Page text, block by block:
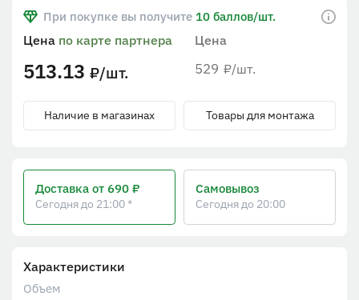
Характеристики
Объем
При покупке вы получите 10 баллов/шт.
Цена
529 ₽/шт.
Цена по карте партнера
513.13 ₽/шт.
Наличие в магазинах Товары для монтажа
Доставка от 690 ₽
Сегодня до 21:00 *
Самовывоз
Сегодня до 20:00